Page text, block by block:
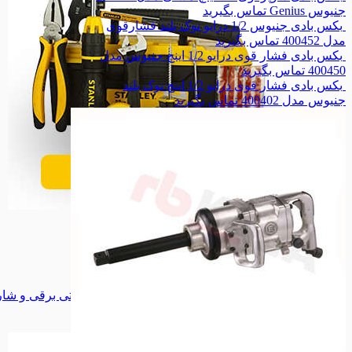
ابزار دستی ابزار دستی
مینی فرز مینی فرز
سنگ فرز سنگ فرز
دریل برقی
پیچ گوشتی برقی و
جنیوس Genius
تماس بگیرید
بکس بادی جنیوس 1/2 درایو نوک بلند فشارقوی
مدل 400452
تماس بگیرید
بکس بادی فشار قوی درایو 1/2 اینچ جنیوس مدل
400450 تماس بگیرید
بکس بادی فشار قوی درایو 1/2 اینچ نوک بلند
جنیوس مدل 400402
تماس بگیرید